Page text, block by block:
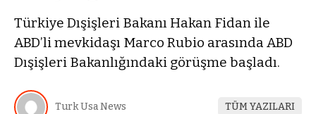
Türkiye Dışişleri Bakanı Hakan Fidan ile
ABD’li mevkidaşı Marco Rubio arasında ABD
Dışişleri Bakanlığındaki görüşme başladı.
Turk Usa News TÜM YAZILARI